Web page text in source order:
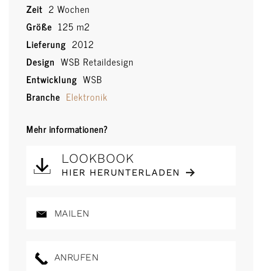
Zeit 2 Wochen
Größe 125 m2
Lieferung 2012
Design WSB Retaildesign
Entwicklung WSB
Branche Elektronik
Mehr informationen?
LOOKBOOK
HIER HERUNTERLADEN
MAILEN
ANRUFEN